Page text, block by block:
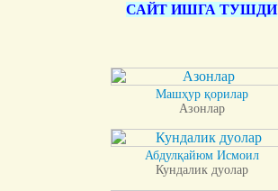
САЙТ ИШГА ТУШДИ
Машҳур қорилар
Азонлар
Абдулқайюм Исмоил
Кундалик дуолар